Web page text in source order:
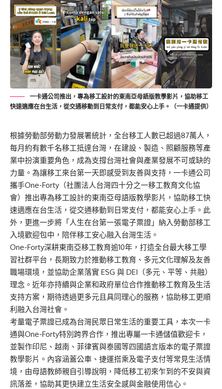
一卡通公司推出，專為移工設計的東南亞母語版教學影片，協助移工
快速適應在台生活，從交通移動到日常支付，都能安心上手。（一卡通提供）
根據勞動部勞動力發展署統計，全台移工人數已超過87萬人，
每月約有數千名移工抵達台灣，在建設、製造、照顧服務等產
業中扮演重要角色，成為支撐台灣社會與產業發展不可或缺的
力量。為讓移工來台第一天即感受到友善與支持， 一卡通公司
攜手One-Forty（社團法人台灣四十分之一移工教育文化協
會） 推出專為移工設計的東南亞母語版教學影片，協助移工快
速適應在台生活，從交通移動到日常支付，都能安心上手。此
外，更進一步將「人生在台第一張電子票證」納入勞動部移工
入境歡迎包中，陪伴移工安心融入台灣生活。
One-Forty深耕東南亞移工教育逾10年，打造全台最大移工學
習社群平台，長期致力於推動移工教育、多元文化理解及友善
職場環境，並協助企業落實 ESG 與 DEI（多元、平等、共融）
理念。近年亦持續與企業和政府單位合作推動移工教育及生活
支持方案，期待透過更多元且具同理心的服務，協助移工更順
利融入台灣社會。
考量電子票證已成為台灣民眾日常生活的重要工具，本次一卡
通與One-Forty特別跨界合作，推出專屬一卡通儲值歡迎卡，
並製作印尼、越南、菲律賓與泰國等四國語言版本的電子票證
教學影片。內容涵蓋公車、捷運搭乘及電子支付等常見生活情
境，由母語教師親自引導說明，降低移工初來乍到的不安與資
訊落差，協助其更快建立生活安全感與金融使用信心。